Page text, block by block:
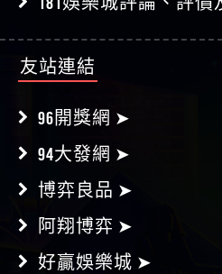
友站連結
96開獎網 ➤
94大發網 ➤
博弈良品 ➤
阿翔博弈 ➤
好贏娛樂城 ➤